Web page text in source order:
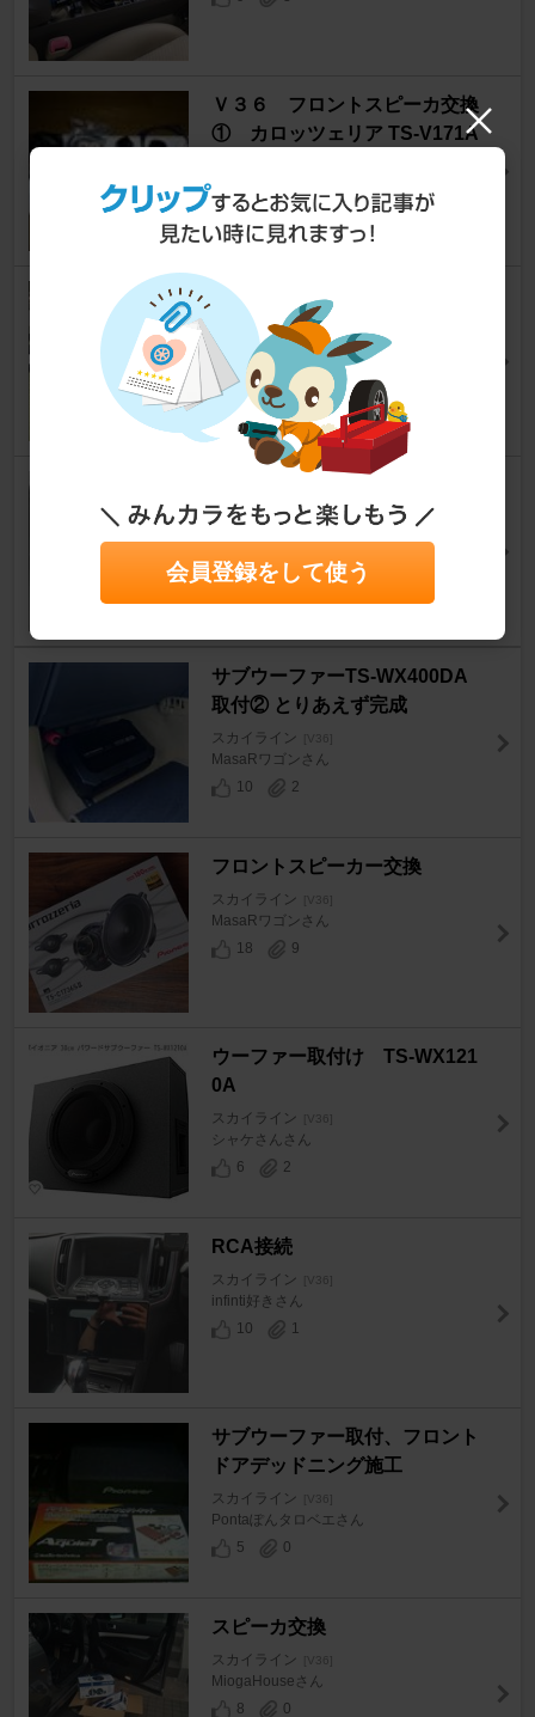
Ｖ３６ フロントスピーカ交換
① カロッツェリア TS-V171A
tkc_netさん
4
7
ツイーター追加
スカイライン [V36]
まいな～さん
6
1
スカイライン [V36]
minaai3244さん
1
3
サブウーファーTS-WX400DA
取付② とりあえず完成
スカイライン [V36]
MasaRワゴンさん
10
2
フロントスピーカー交換
スカイライン [V36]
MasaRワゴンさん
18
9
ウーファー取付け TS-WX121
0A
スカイライン [V36]
シャケさんさん
6
2
RCA接続
スカイライン [V36]
infinti好きさん
10
1
サブウーファー取付、フロント
ドアデッドニング施工
スカイライン [V36]
Pontaぽんタロベエさん
5
0
スピーカ交換
スカイライン [V36]
MiogaHouseさん
8
0
会員登録をして使う